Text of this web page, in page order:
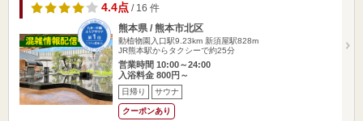
4.4点/ 16 件
熊本県 / 熊本市北区
動植物園入口駅9.23km 新須屋駅828m
JR熊本駅からタクシーで約25分
営業時間 10:00～24:00
入浴料金 800円～
日帰り サウナ
クーポンあり